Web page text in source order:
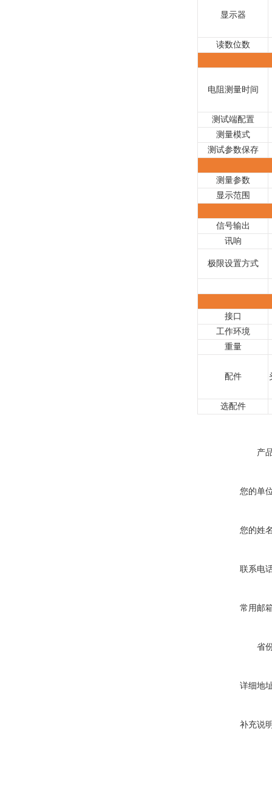
显示器
读数位数
电阻测量时间
测试端配置
测量模式
测试参数保存
测量参数
显示范围
信号输出
讯响
极限设置方式
接口
工作环境
重量
配件
选配件
产
您的单
您的姓
联系电
常用邮
省
详细地
补充说